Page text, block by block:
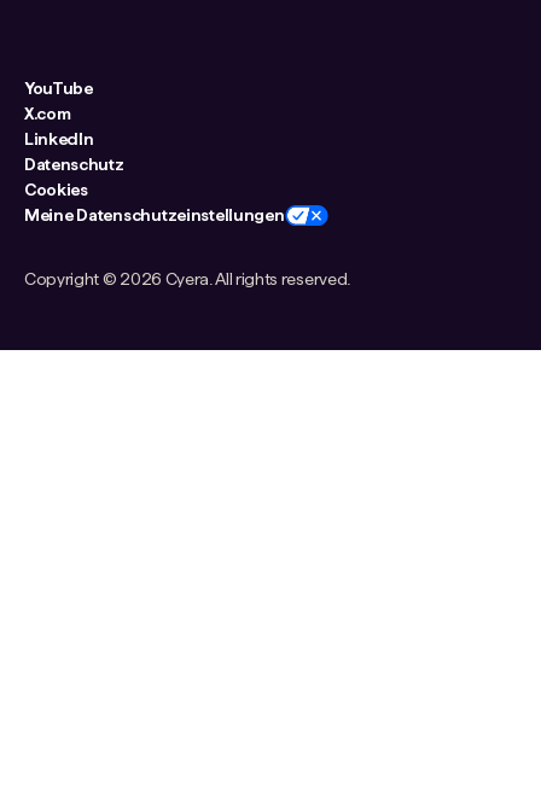
Copyright © 2026 Cyera. All rights reserved.
YouTube
X.com
LinkedIn
Datenschutz
Cookies
Meine Datenschutzeinstellungen